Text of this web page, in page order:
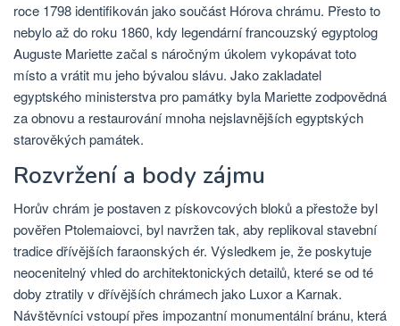
roce 1798 identifikován jako součást Hórova chrámu. Přesto to
nebylo až do roku 1860, kdy legendární francouzský egyptolog
Auguste Mariette začal s náročným úkolem vykopávat toto
místo a vrátit mu jeho bývalou slávu. Jako zakladatel
egyptského ministerstva pro památky byla Mariette zodpovědná
za obnovu a restaurování mnoha nejslavnějších egyptských
starověkých památek.
Rozvržení a body zájmu
Horův chrám je postaven z pískovcových bloků a přestože byl
pověřen Ptolemaiovci, byl navržen tak, aby replikoval stavební
tradice dřívějších faraonských ér. Výsledkem je, že poskytuje
neocenitelný vhled do architektonických detailů, které se od té
doby ztratily v dřívějších chrámech jako Luxor a Karnak.
Návštěvníci vstoupí přes impozantní monumentální bránu, která